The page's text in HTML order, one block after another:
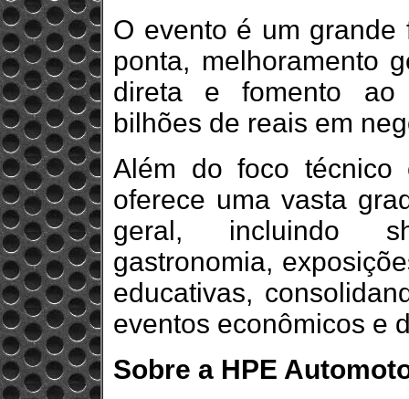
O evento é um
ponta, melhoramento
direta e fomento ao
bilhões de reais em
Além do foco técnico
oferece uma vasta
geral, incluindo
gastronomia,
educativas,
eventos econômicos e
Sobre a HPE